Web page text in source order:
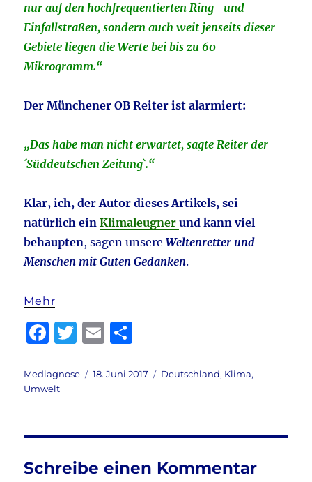
nur auf den hochfrequentierten Ring- und
Einfallstraßen, sondern auch weit jenseits dieser
Gebiete liegen die Werte bei bis zu 60
Mikrogramm.“
Der Münchener OB Reiter ist alarmiert:
„Das habe man nicht erwartet, sagte Reiter der
´Süddeutschen Zeitung`.“
Klar, ich, der Autor dieses Artikels, sei
natürlich einKlimaleugnerund kann viel
behaupten, sagen unsereWeltenretter und
Menschen mit Guten Gedanken.
Mehr
F
c
e
o
o
T
it
E
ai le
Autor
Mediagnose
Veröffentlicht
18. Juni 2017 Kategorien
Deutschland, Klima,
Umwelt
Schreibe einen Kommentar